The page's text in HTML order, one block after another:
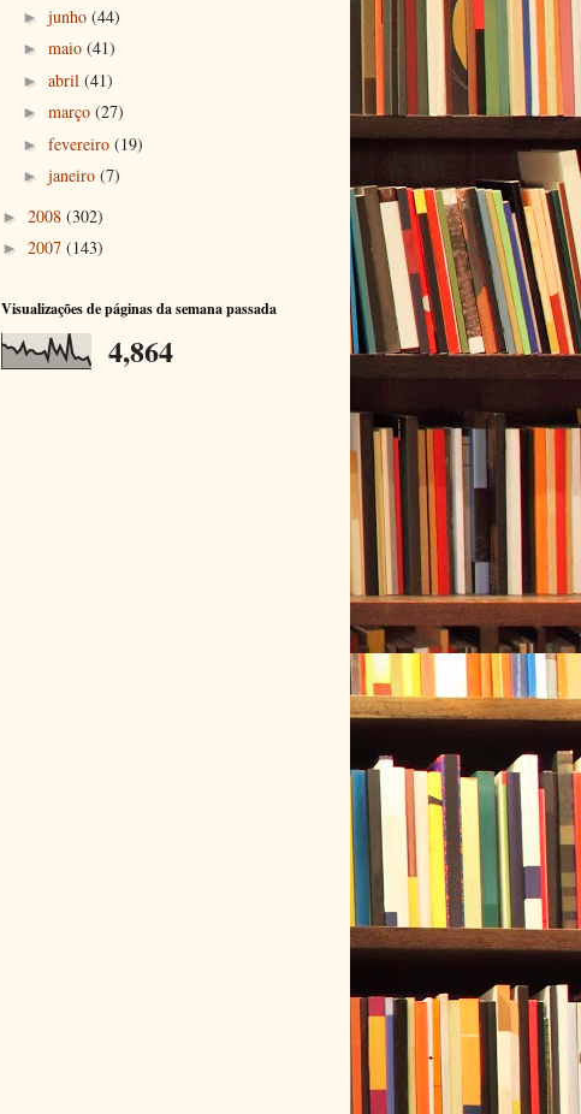
► junho (44)
► maio (41)
► abril (41)
► março (27)
► fevereiro (19)
► janeiro (7)
► 2008 (302)
► 2007 (143)
Visualizações de páginas da semana passada
4,864